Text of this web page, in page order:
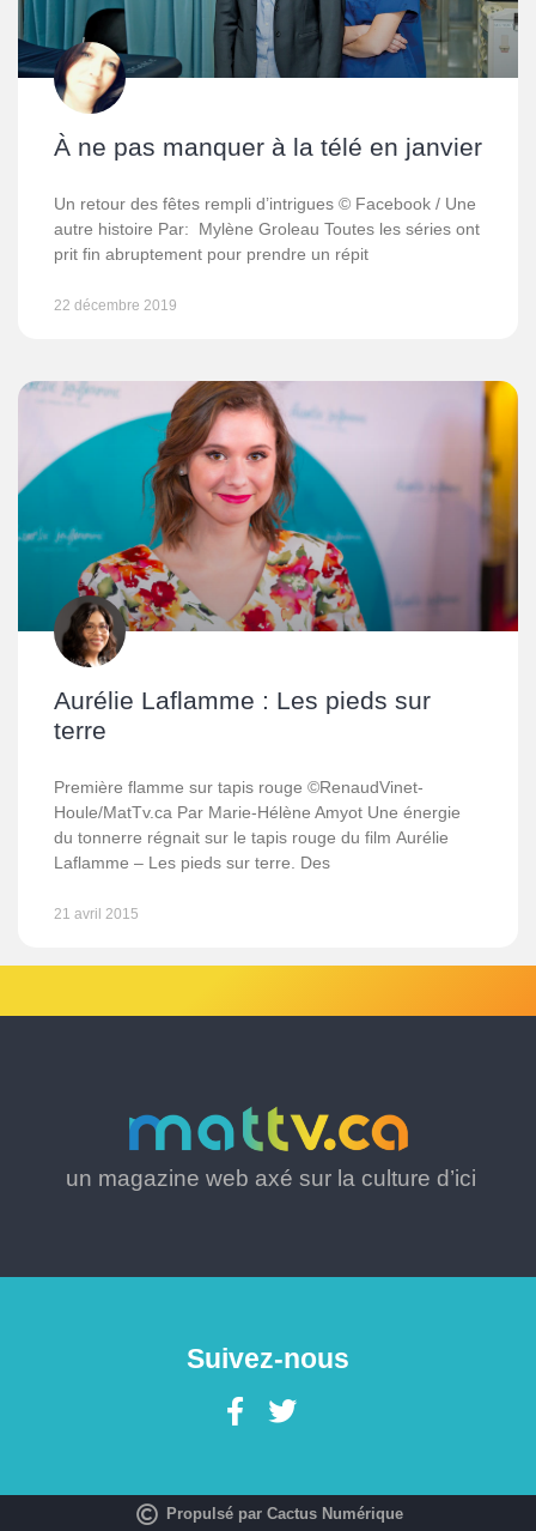
À ne pas manquer à la télé en janvier
Un retour des fêtes rempli d’intrigues © Facebook / Une
autre histoire Par: Mylène Groleau Toutes les séries ont
prit fin abruptement pour prendre un répit
22 décembre 2019
Aurélie Laflamme : Les pieds sur
terre
Première flamme sur tapis rouge ©RenaudVinet-
Houle/MatTv.ca Par Marie-Hélène Amyot Une énergie
du tonnerre régnait sur le tapis rouge du film Aurélie
Laflamme – Les pieds sur terre. Des
21 avril 2015
un magazine web axé sur la culture d’ici
Suivez-nous
Propulsé par Cactus Numérique